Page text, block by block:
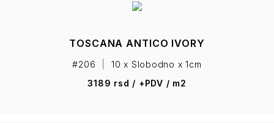
TOSCANA ANTICO IVORY
#206
10 x Slobodno x 1cm
3189 rsd / +PDV / m2